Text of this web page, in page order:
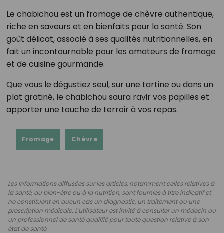
Le chabichou est un fromage de chèvre authentique,
riche en saveurs et en bienfaits pour la santé. Son
goût délicat, associé à ses qualités nutritionnelles, en
fait un incontournable pour les amateurs de fromage
et de cuisine gourmande.
Que vous le dégustiez seul, sur une tartine ou dans un
plat gratiné, le chabichou saura ravir vos papilles et
apporter une touche de terroir à vos repas.
Fromage Chèvre
Les informations diffusées sur les articles, notamment celles relatives à
la santé, au bien-être ou à la nutrition, sont fournies à titre indicatif et
ne constituent en aucun cas un diagnostic, un traitement ou une
prescription médicale. L'utilisateur est invité à consulter un médecin ou
un professionnel de santé qualifié pour toute question relative à son
état de santé.